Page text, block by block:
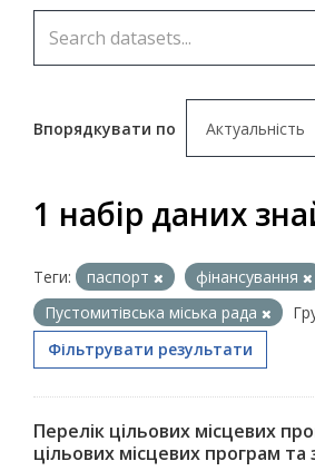
Впорядкувати по
1 набір даних
Теги: паспорт фінансування
Пустомитівська міська рада
Фільтрувати результати
Перелік цільових місцевих
цільових місцевих програм та